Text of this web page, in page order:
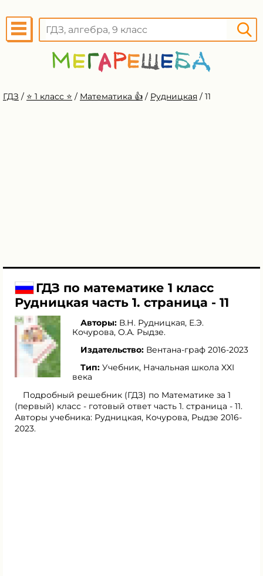
ГДЗ / ⭐️ 1 класс ⭐️ / Математика 👍 / Рудницкая / 11
ГДЗ по математике 1 класс
Рудницкая часть 1. страница - 11
Авторы: В.Н. Рудницкая, Е.Э.
Кочурова, О.А. Рыдзе.
Издательство: Вентана-граф 2016-2023
Тип: Учебник, Начальная школа XXI
века
Подробный решебник (ГДЗ) по Математике за 1
(первый) класс - готовый ответ часть 1. страница - 11.
Авторы учебника: Рудницкая, Кочурова, Рыдзе 2016-
2023.